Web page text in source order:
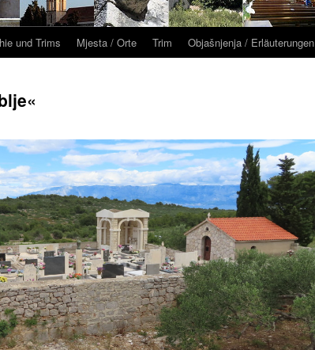
und Trims Mjesta / Orte Trim Objašnjenja / Erläuterungen